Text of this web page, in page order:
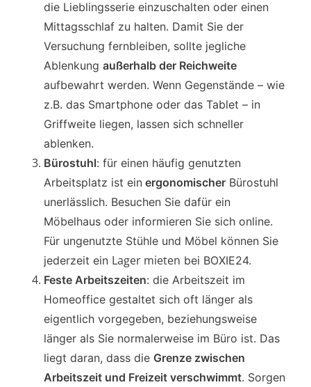
die Lieblingsserie einzuschalten oder einen
Mittagsschlaf zu halten. Damit Sie der
Versuchung fernbleiben, sollte jegliche
Ablenkungaußerhalb der Reichweite
aufbewahrt werden. Wenn Gegenstände – wie
z.B. das Smartphone oder das Tablet – in
Griffweite liegen, lassen sich schneller
ablenken.
Bürostuhl: für einen häufig genutzten
Arbeitsplatz ist ein ergonomischer Bürostuhl
unerlässlich. Besuchen Sie dafür ein
Möbelhaus oder informieren Sie sich online.
Für ungenutzte Stühle und Möbel können Sie
jederzeit ein Lager mieten bei BOXIE24.
Feste Arbeitszeiten: die Arbeitszeit im
Homeoffice gestaltet sich oft länger als
eigentlich vorgegeben, beziehungsweise
länger als Sie normalerweise im Büro ist. Das
liegt daran, dass die Grenze zwischen
Arbeitszeit und Freizeit verschwimmt. Sorgen